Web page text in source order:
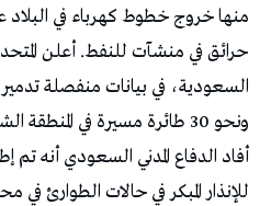
منها خروج خطوط كهرباء في البلاد
حرائق في منشآت للنفط. أعلن
السعودية، في بيانات منفصلة
ونحو 30 طائرة مسيرة في
أفاد الدفاع المدني السعودي أنه تم
للإنذار المبكر في حالات الطوارئ